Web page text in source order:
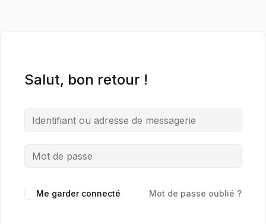
Salut, bon retour !
Me garder connecté Mot de passe oublié ?